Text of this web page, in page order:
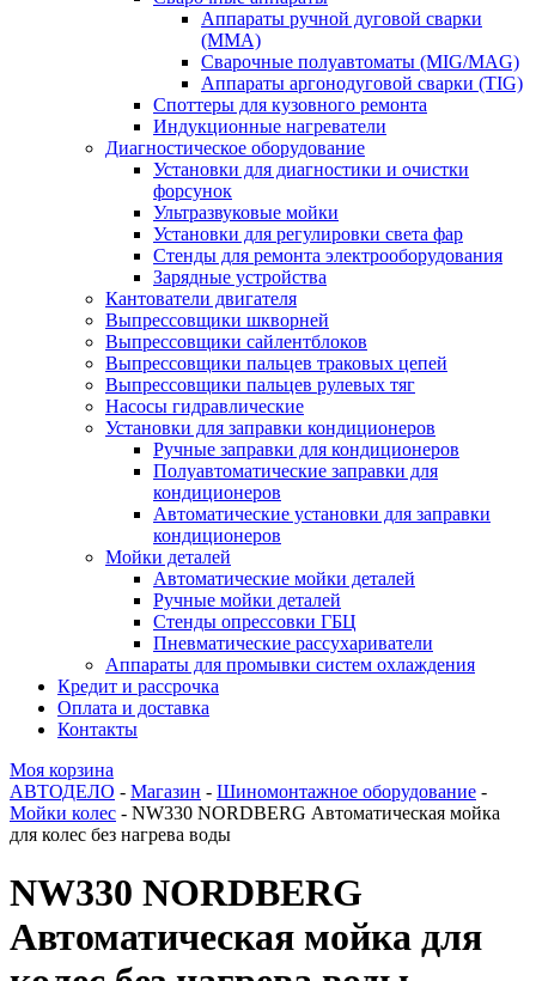
Аппараты ручной дуговой сварки
(MMA)
Сварочные полуавтоматы (MIG/MAG)
Аппараты аргонодуговой сварки (TIG)
Споттеры для кузовного ремонта
Индукционные нагреватели
Диагностическое оборудование
Установки для диагностики и очистки
форсунок
Ультразвуковые мойки
Установки для регулировки света фар
Стенды для ремонта электрооборудования
Зарядные устройства
Кантователи двигателя
Выпрессовщики шкворней
Выпрессовщики сайлентблоков
Выпрессовщики пальцев траковых цепей
Выпрессовщики пальцев рулевых тяг
Насосы гидравлические
Установки для заправки кондиционеров
Ручные заправки для кондиционеров
Полуавтоматические заправки для
кондиционеров
Автоматические установки для заправки
кондиционеров
Мойки деталей
Автоматические мойки деталей
Ручные мойки деталей
Стенды опрессовки ГБЦ
Пневматические рассухариватели
Аппараты для промывки систем охлаждения
Кредит и рассрочка
Оплата и доставка
Контакты
Моя корзина
АВТОДЕЛО - Магазин - Шиномонтажное оборудование -
Мойки колес - NW330 NORDBERG Автоматическая мойка
для колес без нагрева воды
NW330 NORDBERG
Автоматическая мойка для